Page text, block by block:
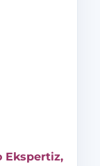
Ekspertiz,